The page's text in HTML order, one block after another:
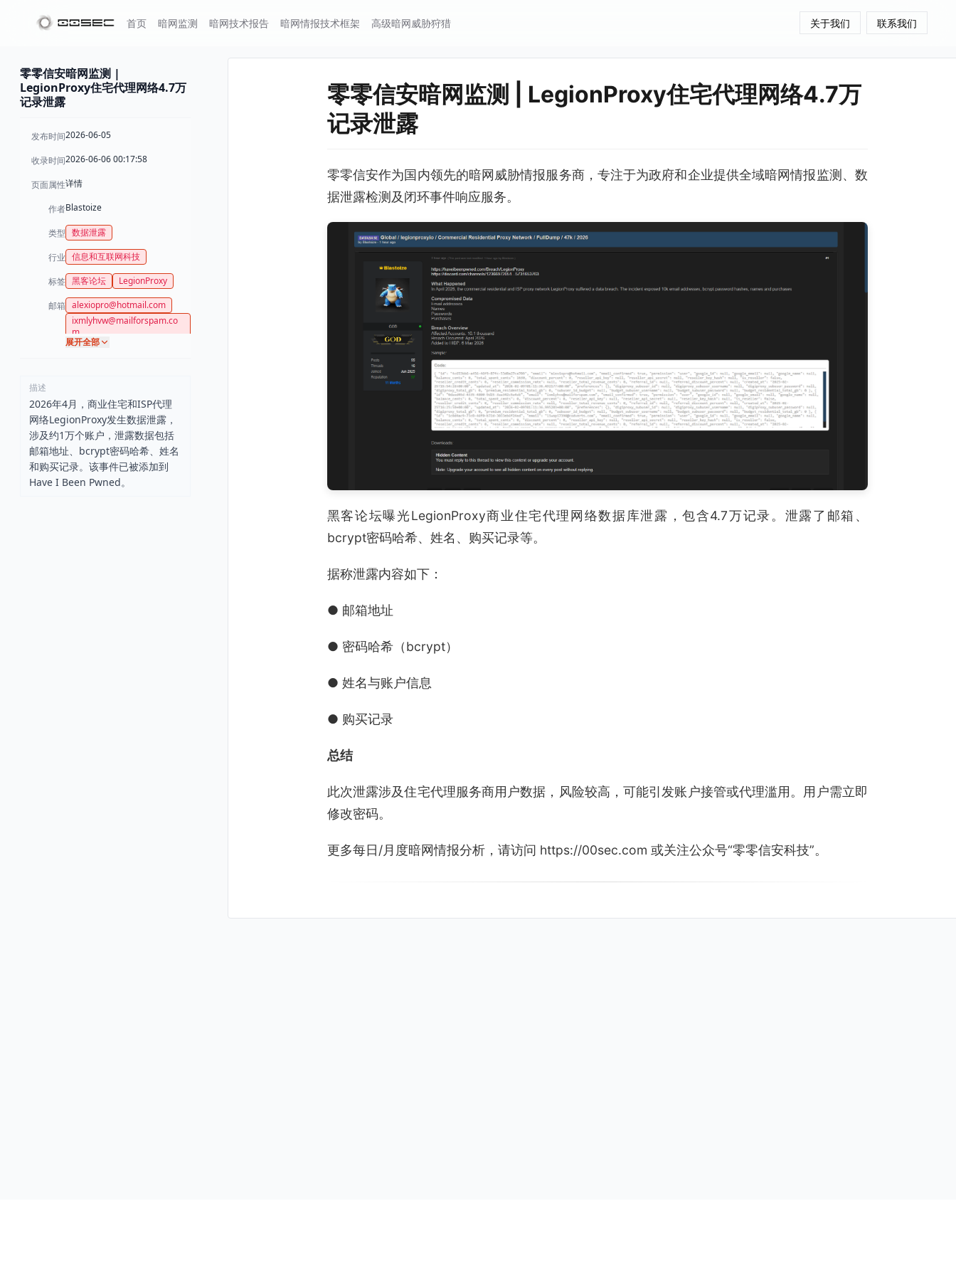
首页 暗网监测 暗网技术报告 暗网情报技术框架 高级暗网威胁狩猎 关于我们 联系我们
零零信安暗网监测 |
LegionProxy住宅代理网络4.7万
记录泄露
发布时间2026-06-05
收录时间2026-06-06 00:17:58
页面属性详情
作者Blastoize
类型 数据泄露
行业 信息和互联网科技
标签 黑客论坛 LegionProxy
邮箱 alexiopro@hotmail.com
ixmlyhvw@mailforspam.co
m
liwopi7390@codverts.com
展开全部
描述
2026年4月，商业住宅和ISP代理
网络LegionProxy发生数据泄露，
涉及约1万个账户，泄露数据包括
邮箱地址、bcrypt密码哈希、姓名
和购买记录。该事件已被添加到
Have I Been Pwned。
零零信安暗网监测 | LegionProxy住宅代理网络4.7万
记录泄露
零零信安作为国内领先的暗网威胁情报服务商，专注于为政府和企业提供全域暗网情报监测、数
据泄露检测及闭环事件响应服务。
黑客论坛曝光LegionProxy商业住宅代理网络数据库泄露，包含4.7万记录。泄露了邮箱、
bcrypt密码哈希、姓名、购买记录等。
据称泄露内容如下：
● 邮箱地址
● 密码哈希（bcrypt）
● 姓名与账户信息
● 购买记录
总结
此次泄露涉及住宅代理服务商用户数据，风险较高，可能引发账户接管或代理滥用。用户需立即
修改密码。
更多每日/月度暗网情报分析，请访问 https://00sec.com 或关注公众号“零零信安科技”。